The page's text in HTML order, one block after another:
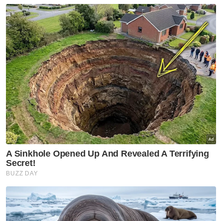
Langkah yang lebih praktikal ialah
mewujudkan satu senarai hitam kebangsaan
yang merangkumi semua pihak yang didapati
terlibat secara langsung dalam perdagangan
haram, termasuk penjual dan pengendali
premis.
Satu daftar awam yang menyenaraikan
individu dan entiti perniagaan yang terbabit
mampu memainkan beberapa fungsi yang
tidak dapat dicapai melalui tindakan
penguatkuasaan semata-mata. Ia akan